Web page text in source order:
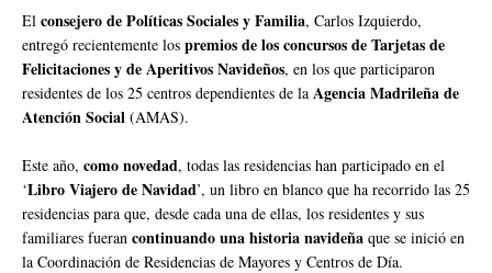
El consejero de Políticas Sociales y Familia, Carlos Izquierdo,
entregó recientemente los premios de los concursos de Tarjetas de
Felicitaciones y de Aperitivos Navideños, en los que participaron
residentes de los 25 centros dependientes de la Agencia Madrileña de
Atención Social (AMAS).
Este año, como novedad, todas las residencias han participado en el
‘Libro Viajero de Navidad’, un libro en blanco que ha recorrido las 25
residencias para que, desde cada una de ellas, los residentes y sus
familiares fueran continuando una historia navideña que se inició en
la Coordinación de Residencias de Mayores y Centros de Día.